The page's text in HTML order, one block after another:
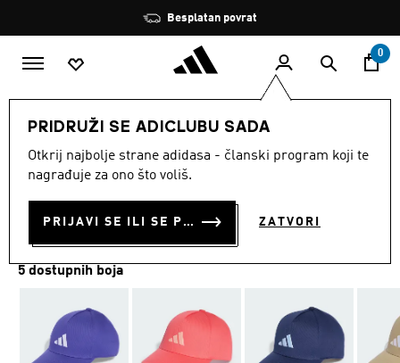
Zaustavi
rotaciju
Besplatan povrat
0
PRIDRUŽI SE ADICLUBU SADA
Otkrij najbolje strane adidasa - članski program koji te
nagrađuje za ono što voliš.
PRIJAVI SE ILI SE PRIDRUŽI SADA ZATVORI
Dodaci
DJEČJA KAPA
€ 15.00
5 dostupnih boja